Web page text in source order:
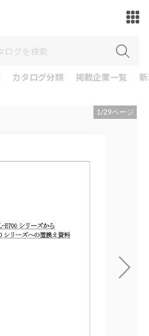
カタログ分類 掲載企業一覧
1/29ページ